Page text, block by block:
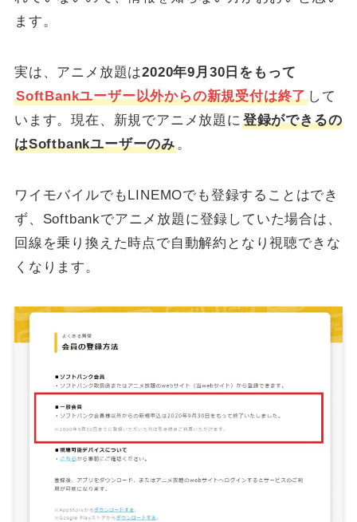
ます。
実は、アニメ放題は2020年9月30日をもって
SoftBankユーザー以外からの新規受付は終了 して
います。現在、新規でアニメ放題に登録ができるの
はSoftbankユーザーのみ。
ワイモバイルでもLINEMOでも登録することはでき
ず、Softbankでアニメ放題に登録していた場合は、
回線を乗り換えた時点で自動解約となり視聴できな
くなります。